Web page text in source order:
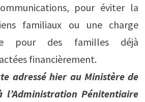
pour éviter la
familiaux ou une charge
pour des familles déjà
financièrement.
adressé hier au Ministère de
l’Administration Pénitentiaire